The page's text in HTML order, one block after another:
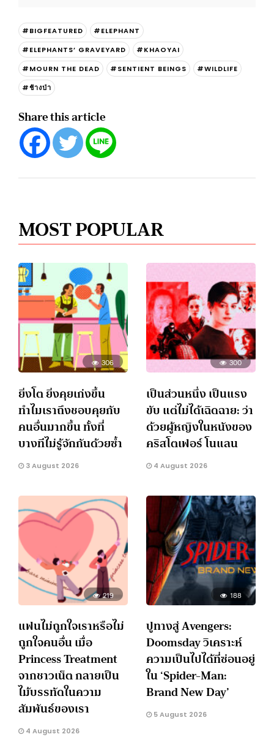
#BIGFEATURED
#ELEPHANT
#ELEPHANTS’ GRAVEYARD
#KHAOYAI
#MOURN THE DEAD
#SENTIENT BEINGS
#WILDLIFE
#ช้างป่า
Share this article
MOST POPULAR
306
ยิ่งโต ยิ่งคุยเก่งขึ้น
ทำไมเราถึงชอบคุยกับ
คนอื่นมากขึ้น ทั้งที่
บางทีไม่รู้จักกันด้วยซ้ำ
3 August 2026
300
เป็นส่วนหนึ่ง เป็นแรง
ขับ แต่ไม่ได้เฉิดฉาย: ว่า
ด้วยผู้หญิงในหนังของ
คริสโตเฟอร์ โนแลน
4 August 2026
219
แฟนไม่ถูกใจเราหรือไม่
ถูกใจคนอื่น เมื่อ
Princess Treatment
จากชาวเน็ต กลายเป็น
ไม้บรรทัดในความ
สัมพันธ์ของเรา
4 August 2026
188
ปูทางสู่ Avengers:
Doomsday วิเคราะห์
ความเป็นไปได้ที่ซ่อนอยู่
ใน ‘Spider-Man:
Brand New Day’
5 August 2026